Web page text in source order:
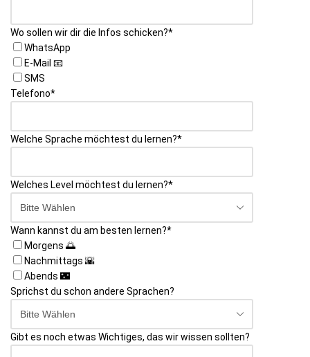
Wo sollen wir dir die Infos schicken?*
WhatsApp
E-Mail 📧
SMS
Telefono*
Welche Sprache möchtest du lernen?*
Welches Level möchtest du lernen?*
Wann kannst du am besten lernen?*
Morgens 🌅
Nachmittags 🌇
Abends 🌃
Sprichst du schon andere Sprachen?
Gibt es noch etwas Wichtiges, das wir wissen sollten?